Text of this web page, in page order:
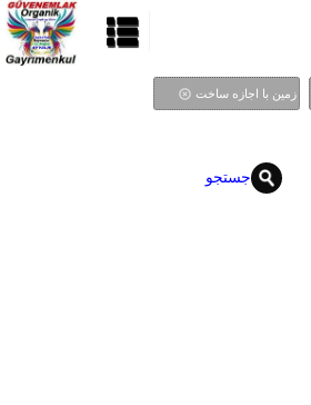
زمین با اجازه ساخت
جستجو